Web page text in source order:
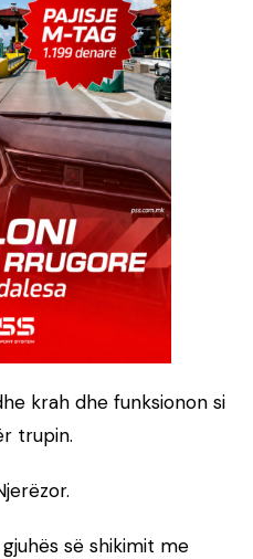
krah dhe funksionon si
trupin.
së shikimit me